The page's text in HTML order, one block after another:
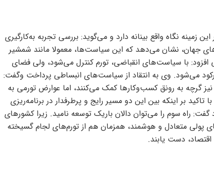
زمینه نگاه واقع بینانه دارد و می‌گوید: بررسی تجربه به‌کارگیری
جهان، نشان می‌دهد که این سیاست‌ها، معمولا مانند شمشیر
افزود: با سیاست‌های انقباضی، تورم کنترل می‌شود، ولی فضای
می‌شود. وی به انتقاد از سیاست‌های انبساطی پرداخت وگفت:
گرچه به رونق کسب‌وکار‌ها کمک می‌کنند، اما عوارض تورمی به
تاکید بر اینکه بین این دو مسیر رایج و پرطرفدار در برنامه‌ریزی
راه سوم را می‌توان دالان باریک توسعه نامید. زیرا کشور‌های
پولی متعادل و هوشمند، همزمان هم از تورم‌های لجام گسیخته
دست یابند.